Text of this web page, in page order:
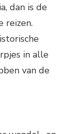
dan is de
reizen.
in alle
van de